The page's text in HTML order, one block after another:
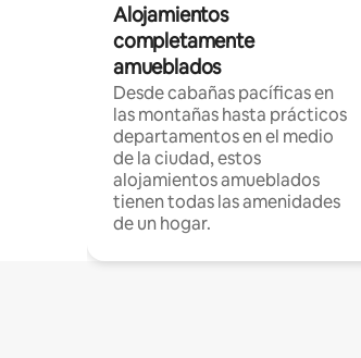
Alojamientos
completamente
amueblados
Desde cabañas pacíficas en
las montañas hasta prácticos
departamentos en el medio
de la ciudad, estos
alojamientos amueblados
tienen todas las amenidades
de un hogar.